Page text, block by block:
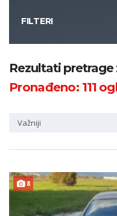
FILTERI
Kategorija
PRETRAŽI
Rezultati pretrage
Pronađeno: 111
Važniji
8